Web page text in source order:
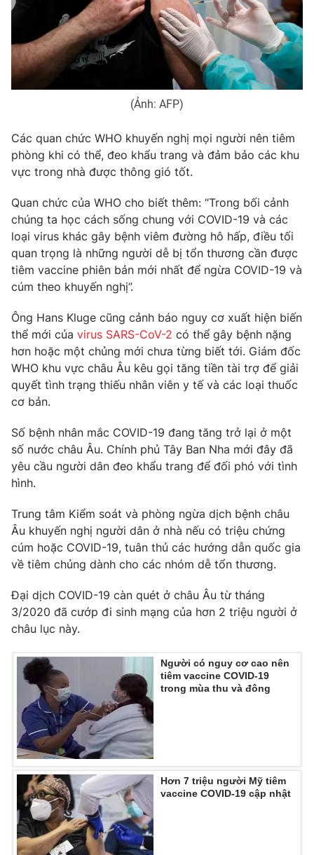
VTV Money VTV Thể thao
VTV Sức khoẻ Bất động sản
Tấm lòng Việt
VTV4 Vươn mình bằng AI
VTV9 VTV8
Liên hệ tòa soạn English
THỜI BÁO VTV
Theo dõi báo trên
Cơ quan chủ quản:
Giấy phép hoạt động báo in và báo điện tử số 483/GP-BTTTT
cấp ngày 29/12/2023
Tổng Biên tập:
Nguyễn Trọng Ninh
Tổng đài VTV:024.38 355 931 - 024.38 355 932
Ðiện thoại Thời báo VTV:024.66 897 897
Email:toasoan@vtv.vn
024-7300.7108
® Cấm sao chép dưới mọi hình thức nếu không có sự chấp
thuận bằng văn bản. Ghi rõ nguồn VTV.vn khi phát hành lại
thông tin từ website này.
(Ảnh: AFP)
Các quan chức WHO khuyến nghị mọi người nên tiêm
phòng khi có thể, đeo khẩu trang và đảm bảo các khu
vực trong nhà được thông gió tốt.
Quan chức của WHO cho biết thêm: “Trong bối cảnh
chúng ta học cách sống chung với COVID-19 và các
loại virus khác gây bệnh viêm đường hô hấp, điều tối
quan trọng là những người dễ bị tổn thương cần được
tiêm vaccine phiên bản mới nhất để ngừa COVID-19 và
cúm theo khuyến nghị”.
Ông Hans Kluge cũng cảnh báo nguy cơ xuất hiện biến
thể mới của virus SARS-CoV-2 có thể gây bệnh nặng
hơn hoặc một chủng mới chưa từng biết tới. Giám đốc
WHO khu vực châu Âu kêu gọi tăng tiền tài trợ để giải
quyết tình trạng thiếu nhân viên y tế và các loại thuốc
cơ bản.
Số bệnh nhân mắc COVID-19 đang tăng trở lại ở một
số nước châu Âu. Chính phủ Tây Ban Nha mới đây đã
yêu cầu người dân đeo khẩu trang để đối phó với tình
hình.
Trung tâm Kiểm soát và phòng ngừa dịch bệnh châu
Âu khuyến nghị người dân ở nhà nếu có triệu chứng
cúm hoặc COVID-19, tuân thủ các hướng dẫn quốc gia
về tiêm chủng dành cho các nhóm dễ tổn thương.
Đại dịch COVID-19 càn quét ở châu Âu từ tháng
3/2020 đã cướp đi sinh mạng của hơn 2 triệu người ở
châu lục này.
Người có nguy cơ cao nên
tiêm vaccine COVID-19
trong mùa thu và đông
Hơn 7 triệu người Mỹ tiêm
vaccine COVID-19 cập nhật